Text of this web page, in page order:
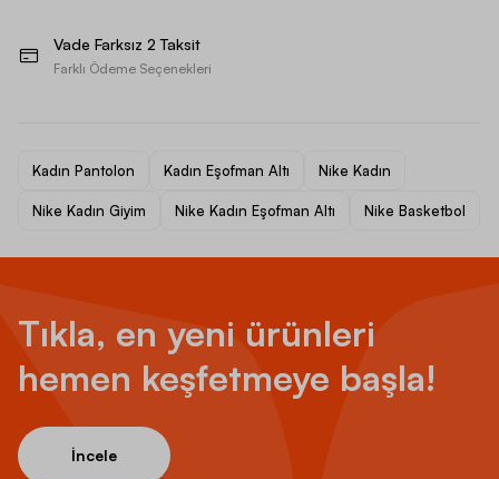
Vade Farksız 2 Taksit
Farklı Ödeme Seçenekleri
Kadın Pantolon Kadın Eşofman Altı Nike Kadın
Nike Kadın Giyim Nike Kadın Eşofman Altı Nike Basketbol
Tıkla, en yeni ürünleri
hemen keşfetmeye başla!
İncele